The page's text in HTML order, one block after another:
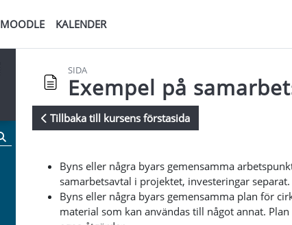
MOODLE
KALENDER
SIDA
Exempel på
Tillbaka till kursens förstasida
Byns eller några byars gemensamma
samarbetsavtal i projektet, investeringar separat.
Byns eller några byars gemensamma plan för
material som kan användas till något annat.